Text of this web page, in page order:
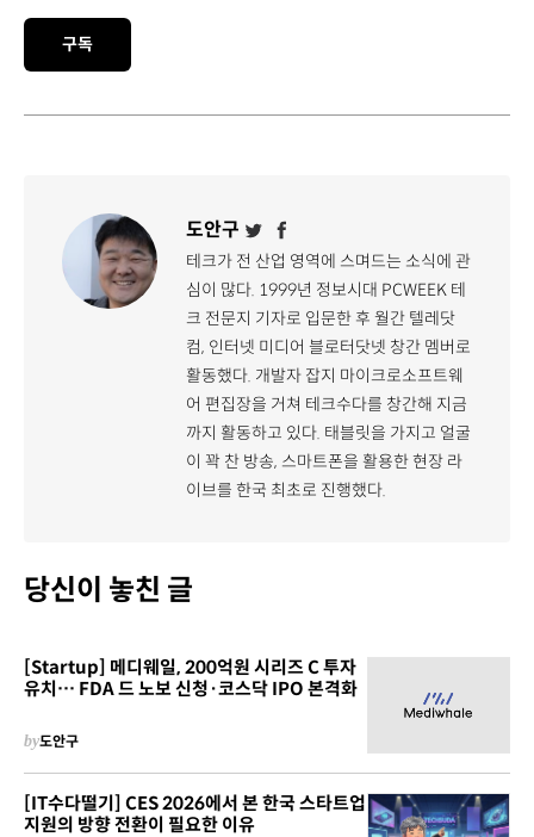
구독
도안구
테크가 전 산업 영역에 스며드는 소식에 관
심이 많다. 1999년 정보시대 PCWEEK 테
크 전문지 기자로 입문한 후 월간 텔레닷
컴, 인터넷 미디어 블로터닷넷 창간 멤버로
활동했다. 개발자 잡지 마이크로소프트웨
어 편집장을 거쳐 테크수다를 창간해 지금
까지 활동하고 있다. 태블릿을 가지고 얼굴
이 꽉 찬 방송, 스마트폰을 활용한 현장 라
이브를 한국 최초로 진행했다.
당신이 놓친 글
[Startup] 메디웨일, 200억원 시리즈 C 투자
유치… FDA 드 노보 신청·코스닥 IPO 본격화
by도안구
[IT수다떨기] CES 2026에서 본 한국 스타트업
지원의 방향 전환이 필요한 이유